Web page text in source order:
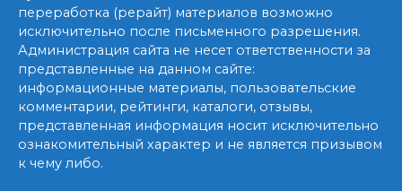
переработка (рерайт) материалов возможно
исключительно после письменного разрешения.
Администрация сайта не несет ответственности за
представленные на данном сайте:
информационные материалы, пользовательские
комментарии, рейтинги, каталоги, отзывы,
представленная информация носит исключительно
ознакомительный характер и не является призывом
к чему либо.